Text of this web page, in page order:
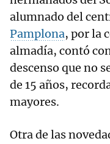
alumnado del
Pamplona, por la
almadía, contó
descenso que no
de 15 años,
mayores.
Otra de las